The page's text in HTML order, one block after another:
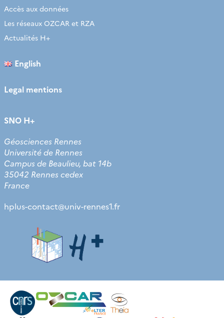
Accès aux données
Les réseaux OZCAR et RZA
Actualités H+
English
Legal mentions
SNO H+
Géosciences Rennes
Université de Rennes
Campus de Beaulieu, bat 14b
35042 Rennes cedex
France
hplus-contact@univ-rennes1.fr